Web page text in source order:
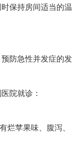
保持房间适当的温
防急性并发症的发
院就诊：
苹果味、腹泻、